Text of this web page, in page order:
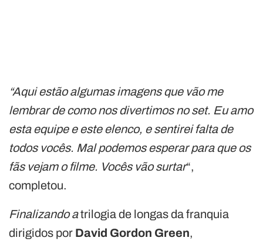
“Aqui estão algumas imagens que vão me
lembrar de como nos divertimos no set. Eu amo
esta equipe e este elenco, e sentirei falta de
todos vocês. Mal podemos esperar para que os
fãs vejam o filme. Vocês vão surtar“,
completou.
Finalizando atrilogia de longas da franquia
dirigidos por David Gordon Green,